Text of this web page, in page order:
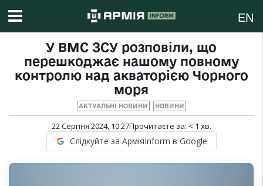
EN
У ВМС ЗСУ розповіли, що
перешкоджає нашому повному
контролю над акваторією Чорного
моря
АКТУАЛЬНІ НОВИНИ НОВИНИ
22 Серпня 2024, 10:27Прочитаєте за: < 1 хв.
Слідкуйте за АрміяInform в Google